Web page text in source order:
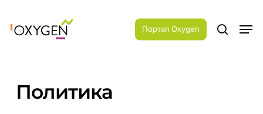
main
Портал Oxygen search
Политика